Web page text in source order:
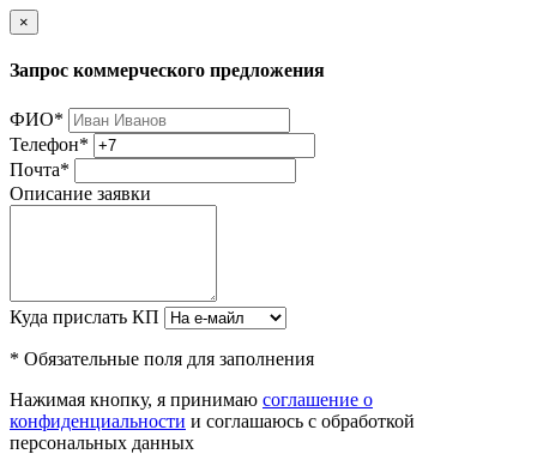
×
Запрос коммерческого предложения
ФИО*
Телефон*
Почта*
Описание заявки
Куда прислать КП
* Обязательные поля для заполнения
Нажимая кнопку, я принимаю соглашение о
конфиденциальности и соглашаюсь с обработкой
персональных данных